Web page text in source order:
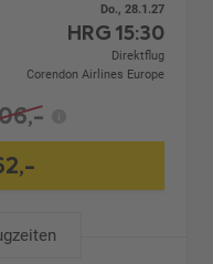
Do., 28.1.27
HRG 15:30
Direktflug
Corendon Airlines Europe